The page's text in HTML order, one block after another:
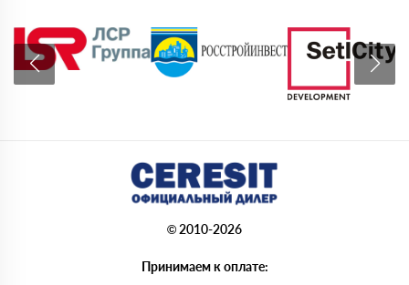
© 2010-2026
Принимаем к оплате: